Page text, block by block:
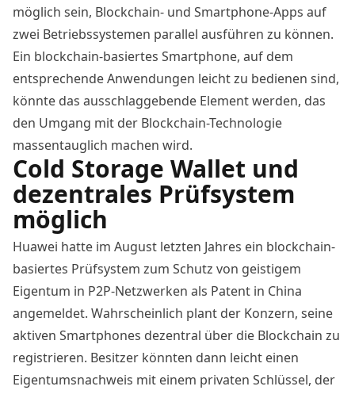
möglich sein, Blockchain- und Smartphone-Apps auf
zwei Betriebssystemen parallel ausführen zu können.
Ein blockchain-basiertes Smartphone, auf dem
entsprechende Anwendungen leicht zu bedienen sind,
könnte das ausschlaggebende Element werden, das
den Umgang mit der Blockchain-Technologie
massentauglich machen wird.
Cold Storage Wallet und
dezentrales Prüfsystem
möglich
Huawei hatte im August letzten Jahres ein blockchain-
basiertes Prüfsystem zum Schutz von geistigem
Eigentum in P2P-Netzwerken als Patent in China
angemeldet. Wahrscheinlich plant der Konzern, seine
aktiven Smartphones dezentral über die Blockchain zu
registrieren. Besitzer könnten dann leicht einen
Eigentumsnachweis mit einem privaten Schlüssel, der